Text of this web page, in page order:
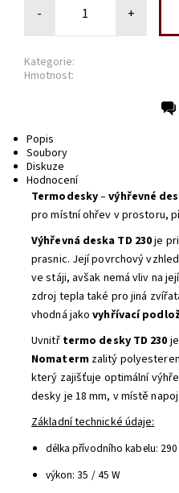
- +
Kategorie:
Hmotnost:
Popis
Soubory
Diskuze
Hodnocení
Termodesky–výhřevné
pro místní ohřev v prostoru,
Výhřevná deska TD 230je
prasnic. Její povrchový
ve stáji, avšak nemá vliv na
zdroj tepla také pro jiná
vhodná jakovyhřívací
Uvnitř termo desky TD 230
Nomaterm zalitý
který zajišťuje optimální
desky je 18 mm, v místě
Základní technické údaje:
délka přívodního kabelu:
výkon: 35 / 45 W